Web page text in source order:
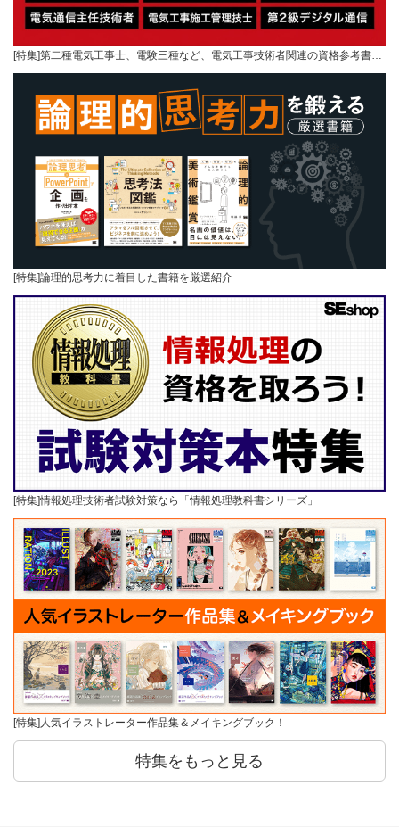
[特集]第二種電気工事士、電験三種など、電気工事技術者関連の資格参考書…
[特集]論理的思考力に着目した書籍を厳選紹介
[特集]情報処理技術者試験対策なら「情報処理教科書シリーズ」
[特集]人気イラストレーター作品集＆メイキングブック！
特集をもっと見る